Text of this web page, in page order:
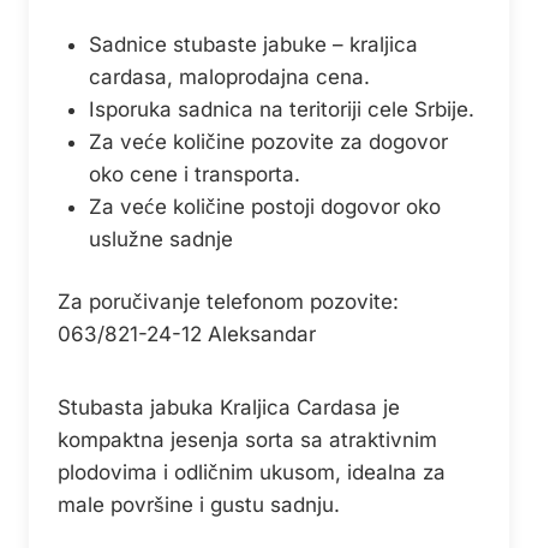
Sadnice stubaste jabuke – kraljica
cardasa, maloprodajna cena.
Isporuka sadnica na teritoriji cele Srbije.
Za veće količine pozovite za dogovor
oko cene i transporta.
Za veće količine postoji dogovor oko
uslužne sadnje
Za poručivanje telefonom pozovite:
063/821-24-12 Aleksandar
Stubasta jabuka Kraljica Cardasa je
kompaktna jesenja sorta sa atraktivnim
plodovima i odličnim ukusom, idealna za
male površine i gustu sadnju.